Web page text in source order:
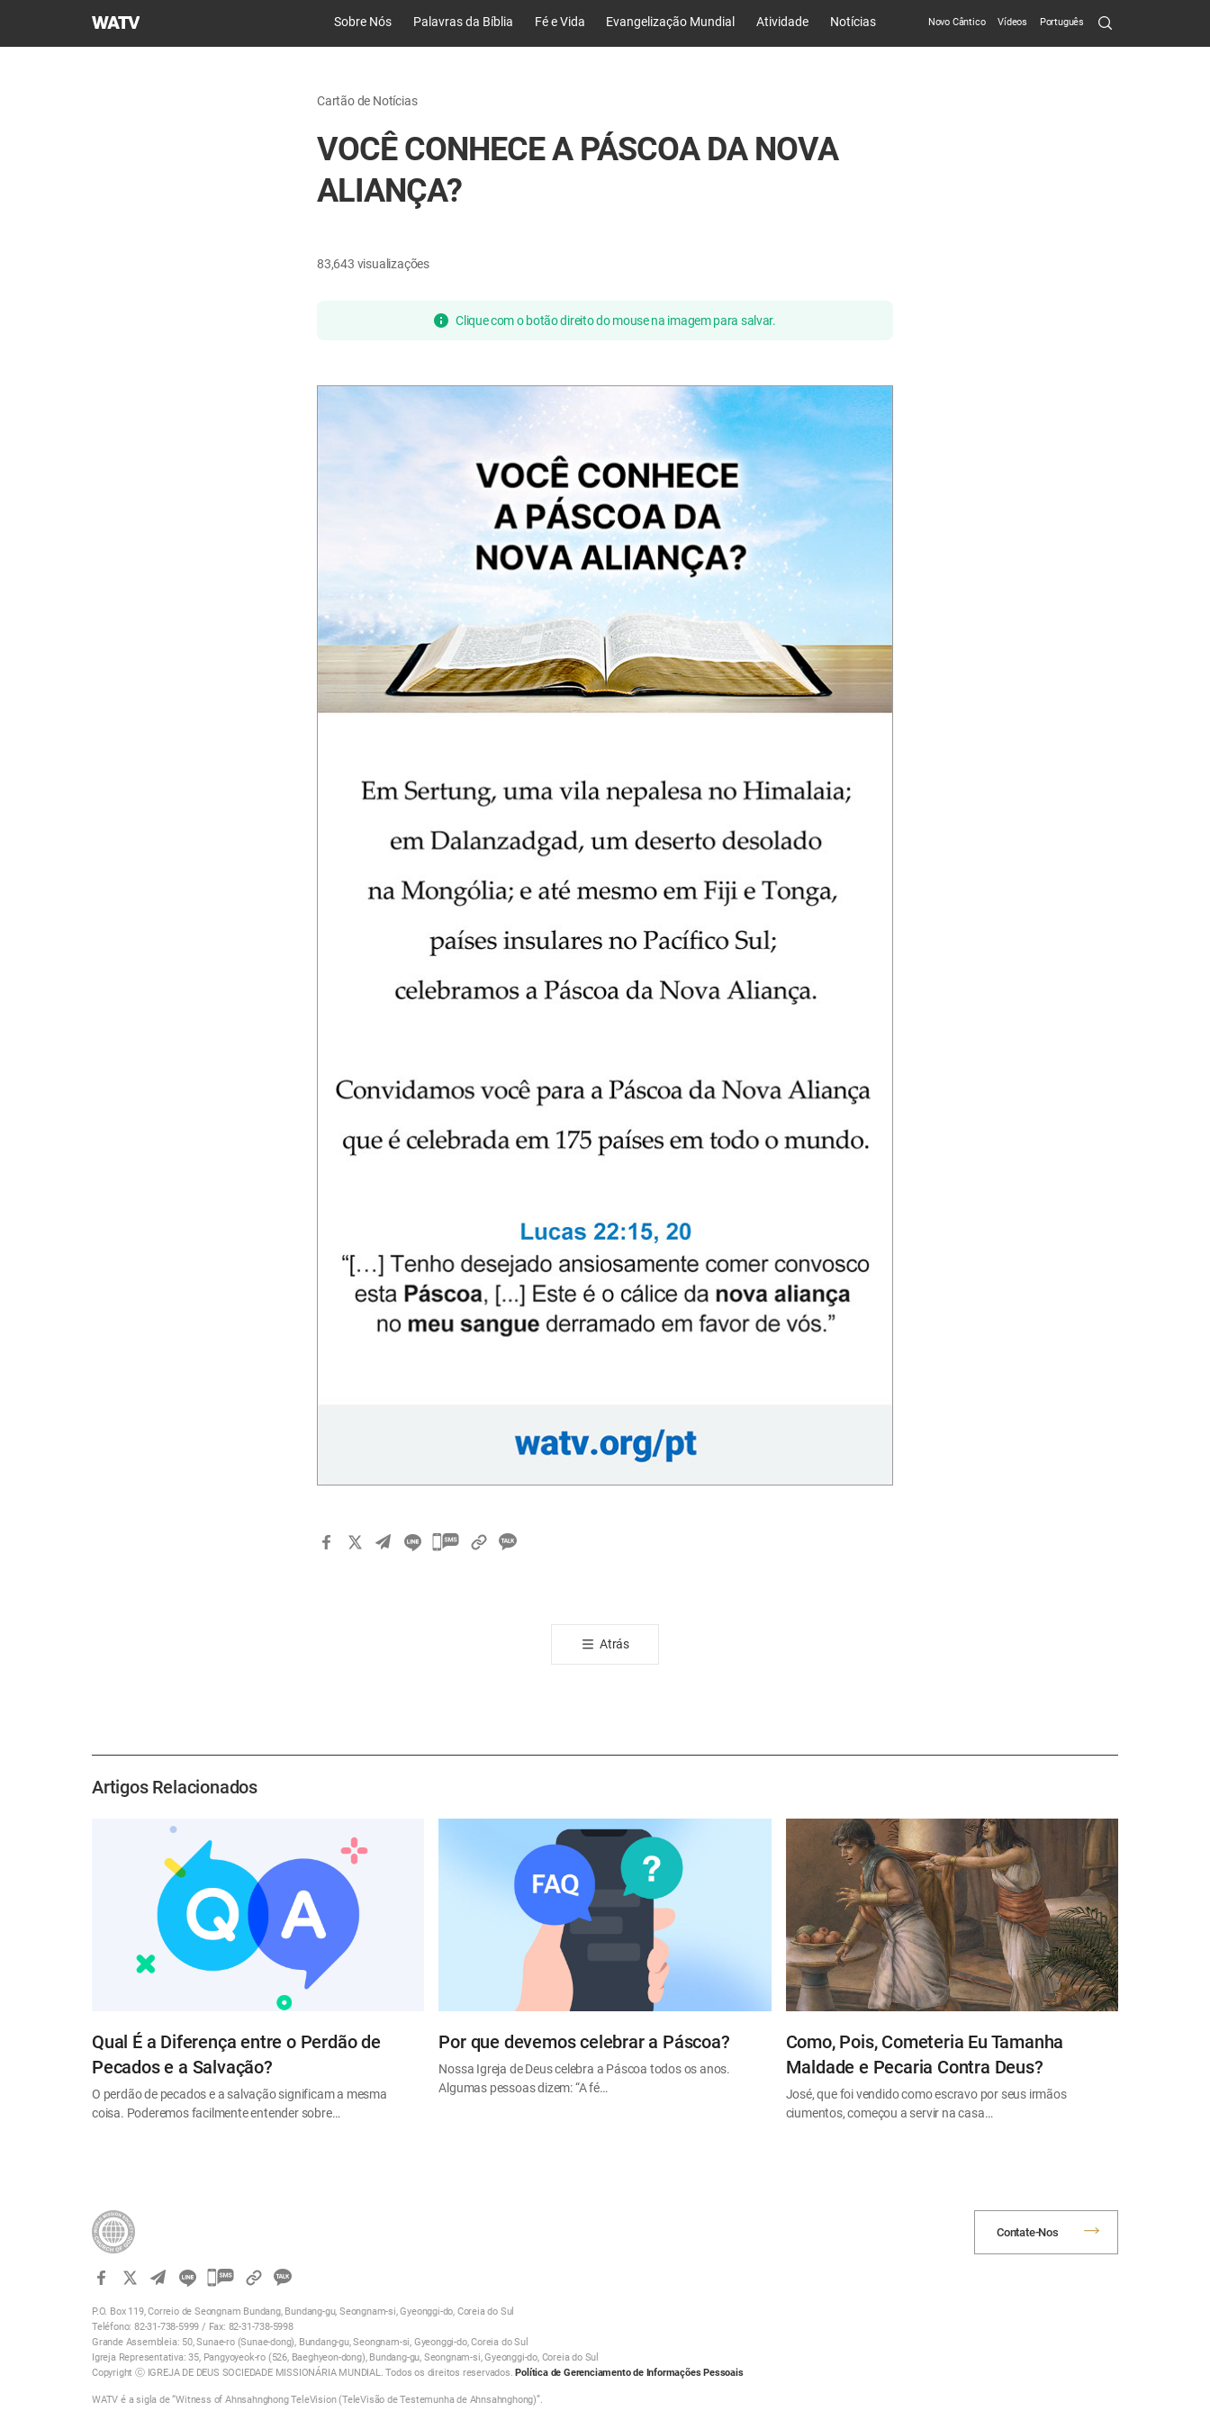
Igreja
Sobre Nós Palavras da Bíblia Fé e Vida Evangelização Mundial Atividade Notícias Novo Cântico Vídeos Português Search
Submit
Cartão de Notícias
VOCÊ CONHECE A PÁSCOA DA NOVA
ALIANÇA?
83,643 visualizações
Clique com o botão direito do mouse na imagem para salvar.
카
Atrás
Artigos Relacionados
Qual É a Diferença entre o Perdão de
Pecados e a Salvação?
O perdão de pecados e a salvação significam a mesma
coisa. Poderemos facilmente entender sobre…
Por que devemos celebrar a Páscoa?
Nossa Igreja de Deus celebra a Páscoa todos os anos.
Algumas pessoas dizem: “A fé…
Como, Pois, Cometeria Eu Tamanha
Maldade e Pecaria Contra Deus?
José, que foi vendido como escravo por seus irmãos
ciumentos, começou a servir na casa…
카
오
톡
공
하
P.O. Box 119, Correio de Seongnam Bundang, Bundang-gu, Seongnam-si, Gyeonggi-do, Coreia do Sul
Teléfono: 82-31-738-5999 / Fax: 82-31-738-5998
Grande Assembleia: 50, Sunae-ro (Sunae-dong), Bundang-gu, Seongnam-si, Gyeonggi-do, Coreia do Sul
Igreja Representativa: 35, Pangyoyeok-ro (526, Baeghyeon-dong), Bundang-gu, Seongnam-si, Gyeonggi-do, Coreia do Sul
Copyright ⓒ IGREJA DE DEUS SOCIEDADE MISSIONÁRIA MUNDIAL. Todos os direitos reservados.Política de Gerenciamento de Informações Pessoais
WATV é a sigla de “Witness of Ahnsahnghong TeleVision (TeleVisão de Testemunha de Ahnsahnghong)”.
Contate-Nos